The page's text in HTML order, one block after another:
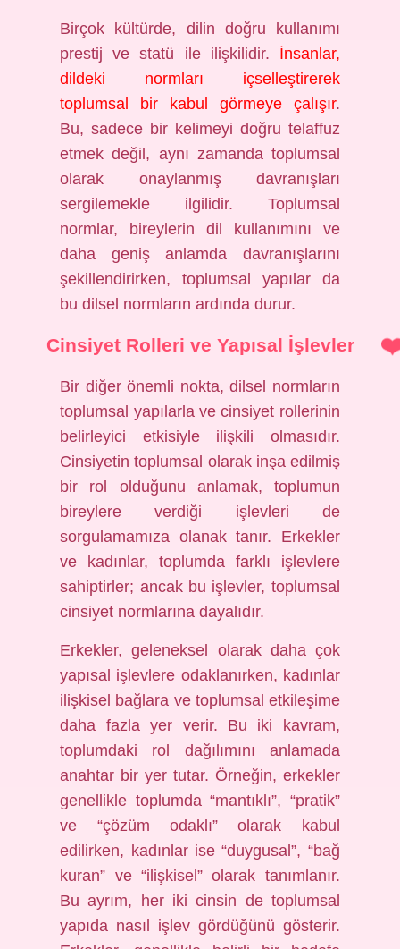
Birçok kültürde, dilin doğru kullanımı
prestij ve statü ile ilişkilidir. İnsanlar,
dildeki normları içselleştirerek
toplumsal bir kabul görmeye çalışır.
Bu, sadece bir kelimeyi doğru telaffuz
etmek değil, aynı zamanda toplumsal
olarak onaylanmış davranışları
sergilemekle ilgilidir. Toplumsal
normlar, bireylerin dil kullanımını ve
daha geniş anlamda davranışlarını
şekillendirirken, toplumsal yapılar da
bu dilsel normların ardında durur.
Cinsiyet Rolleri ve Yapısal İşlevler
Bir diğer önemli nokta, dilsel normların
toplumsal yapılarla ve cinsiyet rollerinin
belirleyici etkisiyle ilişkili olmasıdır.
Cinsiyetin toplumsal olarak inşa edilmiş
bir rol olduğunu anlamak, toplumun
bireylere verdiği işlevleri de
sorgulamamıza olanak tanır. Erkekler
ve kadınlar, toplumda farklı işlevlere
sahiptirler; ancak bu işlevler, toplumsal
cinsiyet normlarına dayalıdır.
Erkekler, geleneksel olarak daha çok
yapısal işlevlere odaklanırken, kadınlar
ilişkisel bağlara ve toplumsal etkileşime
daha fazla yer verir. Bu iki kavram,
toplumdaki rol dağılımını anlamada
anahtar bir yer tutar. Örneğin, erkekler
genellikle toplumda “mantıklı”, “pratik”
ve “çözüm odaklı” olarak kabul
edilirken, kadınlar ise “duygusal”, “bağ
kuran” ve “ilişkisel” olarak tanımlanır.
Bu ayrım, her iki cinsin de toplumsal
yapıda nasıl işlev gördüğünü gösterir.